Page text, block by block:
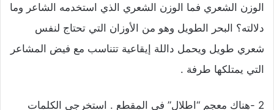
الوزن الشعري فما الوزن الشعري الذي استخدمه الشاعر وما
دلالته؟ البحر الطويل وهو من الأوزان التي تحتاج لنفس
شعري طويل ويحمل داللة إيقاعية تتناسب مع فيض المشاعر
التي يمتلكها طرفة .
2 -هناك معجم “اطلال” في المقطع . استخرجي الكلمات